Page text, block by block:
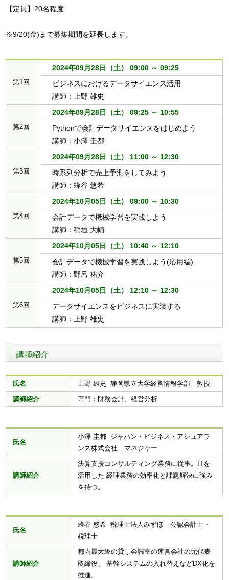
【定員】20名程度
※9/20(金)まで募集期間を延長します。
第1回
2024年09月28日（土） 09:00 ～ 09:25
ビジネスにおけるデータサイエンス活用
講師：上野 雄史
第2回
2024年09月28日（土） 09:25 ～ 10:55
Pythonで会計データサイエンスをはじめよう
講師：小澤 圭都
第3回
2024年09月28日（土） 11:00 ～ 12:30
時系列分析で売上予測をしてみよう
講師：蜂谷 悠希
第4回
2024年10月05日（土） 09:00 ～ 10:30
会計データで機械学習を実践しよう
講師：稲垣 大輔
第5回
2024年10月05日（土） 10:40 ～ 12:10
会計データで機械学習を実践しよう(応用編)
講師：野呂 祐介
第6回
2024年10月05日（土） 12:10 ～ 12:30
データサイエンスをビジネスに実装する
講師：上野 雄史
講師紹介
氏名
上野 雄史 静岡県立大学経営情報学部 教授
講師紹介
専門：財務会計、経営分析
氏名
小澤 圭都 ジャパン・ビジネス・アシュアラ
ンス株式会社 マネジャー
講師紹介
決算支援コンサルティング業務に従事。ITを
活用した 経理業務の効率化と課題解決に強み
を持つ。
氏名
蜂谷 悠希 税理士法人みずほ 公認会計士・
税理士
講師紹介
都内最大級の貸し会議室の運営会社の元代表
取締役、 基幹システムの入れ替えなどDX化を
推進。